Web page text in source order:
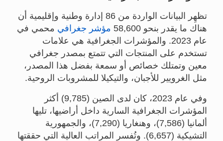
تظهِر البيانات الواردة من 86 إدارة وطنية وإقليمية أن
هناك ما يقدر بنحو 58,600
مؤشر جغرافي محمي في
عام 2023. والمؤشرات الجغرافية هي علامات
تستخدم على المنتجات التي تتمتع بمصدر جغرافي
معين وتمتلك خصائص أو سمعة بفضل هذا المصدر،
مثل الغرويير للأجبان، والتيكيلا للمشروبات الروحية.
وفي عام 2023، كان لدى الصين (9,785) أكثر
المؤشرات الجغرافية السارية داخل أراضيها، تليها
ألمانيا (7,586)، وهنغاريا (7,290)، والجمهورية
التشيكية (6,657). وتُفسر المراتب العالية التي حققتها